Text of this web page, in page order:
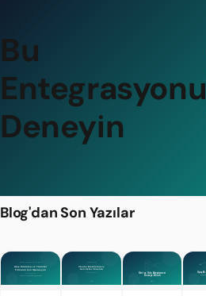
Bu
Entegrasyonu
Deneyin
Blog'dan Son Yazılar